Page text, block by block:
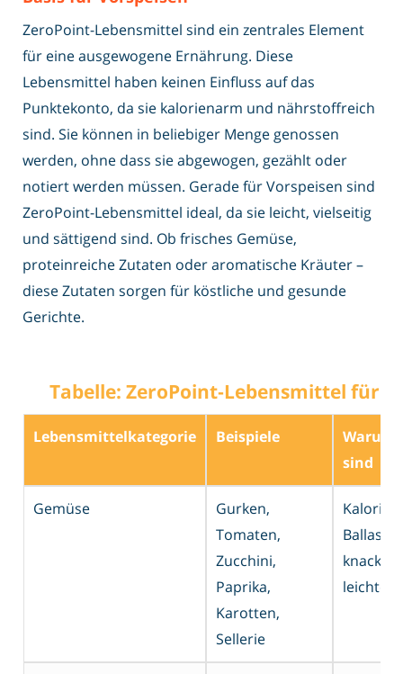
ZeroPoint-Lebensmittel sind ein zentrales Element
für eine ausgewogene Ernährung. Diese
Lebensmittel haben keinen Einfluss auf das
Punktekonto, da sie kalorienarm und nährstoffreich
sind. Sie können in beliebiger Menge genossen
werden, ohne dass sie abgewogen, gezählt oder
notiert werden müssen. Gerade für Vorspeisen sind
ZeroPoint-Lebensmittel ideal, da sie leicht, vielseitig
und sättigend sind. Ob frisches Gemüse,
proteinreiche Zutaten oder aromatische Kräuter –
diese Zutaten sorgen für köstliche und gesunde
Gerichte.
Tabelle: ZeroPoint‑Lebensmittel für
Lebensmittelkategorie Beispiele
Warum
sind
Gemüse
Gurken,
Tomaten,
Zucchini,
Paprika,
Karotten,
Sellerie
leichte